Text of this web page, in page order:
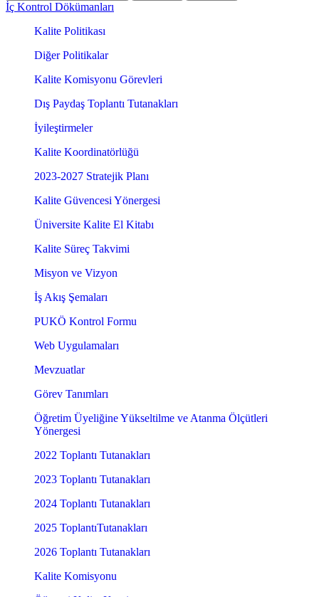
İç Kontrol Dökümanları
Kalite Politikası
Diğer Politikalar
Kalite Komisyonu Görevleri
Dış Paydaş Toplantı Tutanakları
İyileştirmeler
Kalite Koordinatörlüğü
2023-2027 Stratejik Planı
Kalite Güvencesi Yönergesi
Üniversite Kalite El Kitabı
Kalite Süreç Takvimi
Misyon ve Vizyon
İş Akış Şemaları
PUKÖ Kontrol Formu
Web Uygulamaları
Mevzuatlar
Görev Tanımları
Öğretim Üyeliğine Yükseltilme ve Atanma Ölçütleri
Yönergesi
2022 Toplantı Tutanakları
2023 Toplantı Tutanakları
2024 Toplantı Tutanakları
2025 ToplantıTutanakları
2026 Toplantı Tutanakları
Kalite Komisyonu